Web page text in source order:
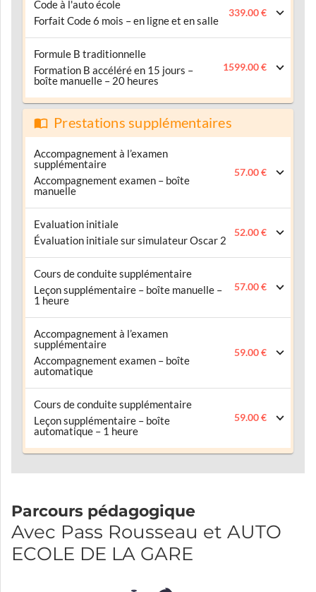
Code à l'auto école
Forfait Code 6 mois – en ligne et en salle
339.00 €
Formule B traditionnelle
Formation B accéléré en 15 jours –
boîte manuelle – 20 heures
1599.00 €
Prestations supplémentaires
Accompagnement à l’examen
supplémentaire
Accompagnement examen – boîte
manuelle
57.00 €
Evaluation initiale
Évaluation initiale sur simulateur Oscar 2
52.00 €
Cours de conduite supplémentaire
Leçon supplémentaire – boîte manuelle –
1 heure
57.00 €
Accompagnement à l’examen
supplémentaire
Accompagnement examen – boîte
automatique
59.00 €
Cours de conduite supplémentaire
Leçon supplémentaire – boîte
automatique – 1 heure
59.00 €
Parcours pédagogique
Avec Pass Rousseau et AUTO
ECOLE DE LA GARE